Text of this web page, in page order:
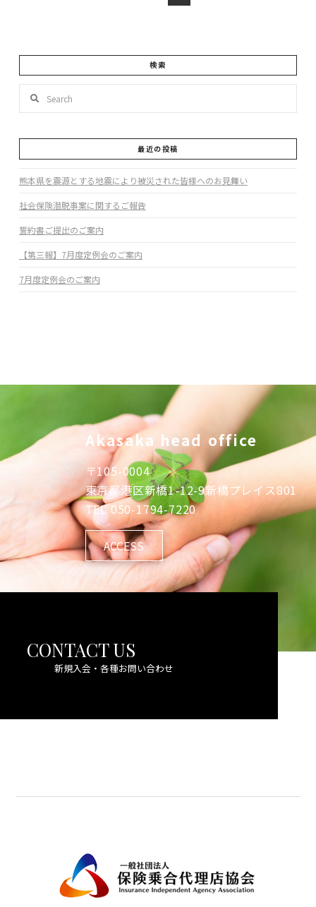
検索
最近の投稿
熊本県を震源とする地震により被災された皆様へのお見舞い
社会保険潜脱事案に関するご報告
誓約書ご提出のご案内
【第三報】7月度定例会のご案内
7月度定例会のご案内
Akasaka head office
〒105-0004
東京都港区新橋1-12-9新橋プレイス801
TEL050-1794-7220
ACCESS
CONTACT US
新規入会・各種お問い合わせ